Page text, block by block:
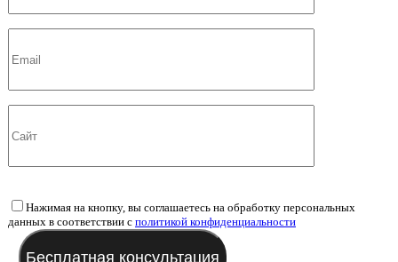
Нажимая на кнопку, вы соглашаетесь на обработку персональных
данных в соответствии с политикой конфиденциальности